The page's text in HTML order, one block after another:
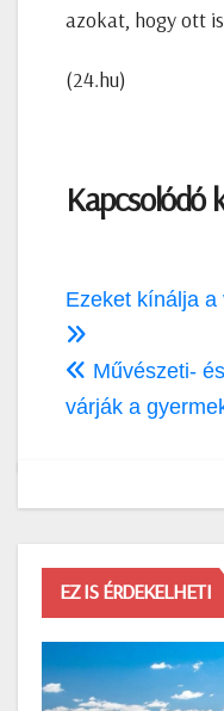
azokat, hogy ott
(24.hu)
Kapcsolódó
Bejegyzés
navigáció
Ezeket kínálja
Művészeti-
várják a
EZ IS ÉRDEKELHETI